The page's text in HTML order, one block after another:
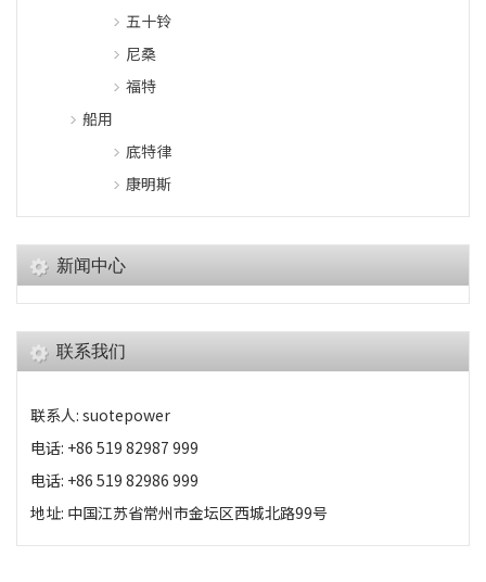
五十铃
尼桑
福特
船用
底特律
康明斯
新闻中心
联系我们
联系人: suotepower
电话: +86 519 82987 999
电话: +86 519 82986 999
地址: 中国江苏省常州市金坛区西城北路99号